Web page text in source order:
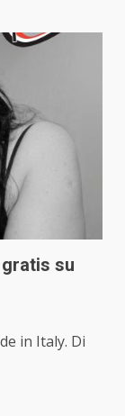
su
in Italy. Di